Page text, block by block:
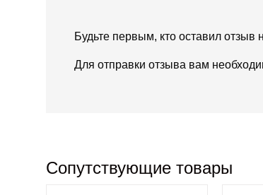
Будьте первым, кто оставил отзыв
Для отправки отзыва вам
Сопутствующие товары